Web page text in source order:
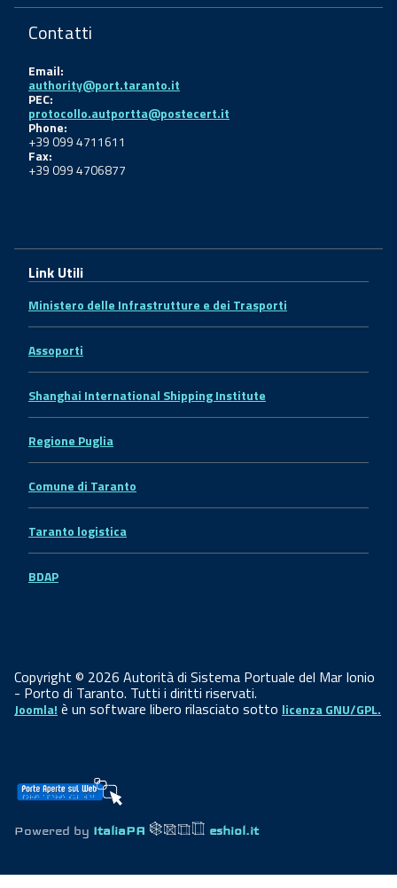
Contatti
Email:
authority@port.taranto.it
PEC:
protocollo.autportta@postecert.it
Phone:
+39 099 4711611
Fax:
+39 099 4706877
Link Utili
Ministero delle Infrastrutture e dei Trasporti
Assoporti
Shanghai International Shipping Institute
Regione Puglia
Comune di Taranto
Taranto logistica
BDAP
Copyright © 2026 Autorità di Sistema Portuale del Mar Ionio
- Porto di Taranto. Tutti i diritti riservati.
Joomla! è un software libero rilasciato sotto licenza GNU/GPL.
Powered by ItaliaPA eshiol.it